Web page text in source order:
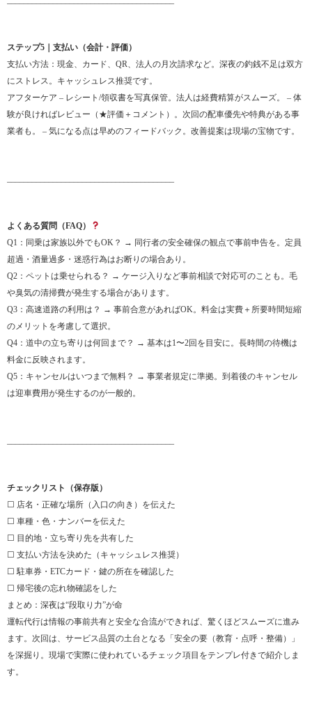
ステップ5｜支払い（会計・評価）
支払い方法：現金、カード、QR、法人の月次請求など。深夜の釣銭不足は双方
にストレス。キャッシュレス推奨です。
アフターケア – レシート/領収書を写真保管。法人は経費精算がスムーズ。 – 体
験が良ければレビュー（★評価＋コメント）。次回の配車優先や特典がある事
業者も。 – 気になる点は早めのフィードバック。改善提案は現場の宝物です。
よくある質問（FAQ）
Q1：同乗は家族以外でもOK？ → 同行者の安全確保の観点で事前申告を。定員
超過・酒量過多・迷惑行為はお断りの場合あり。
Q2：ペットは乗せられる？ → ケージ入りなど事前相談で対応可のことも。毛
や臭気の清掃費が発生する場合があります。
Q3：高速道路の利用は？ → 事前合意があればOK。料金は実費＋所要時間短縮
のメリットを考慮して選択。
Q4：道中の立ち寄りは何回まで？ → 基本は1〜2回を目安に。長時間の待機は
料金に反映されます。
Q5：キャンセルはいつまで無料？ → 事業者規定に準拠。到着後のキャンセル
は迎車費用が発生するのが一般的。
チェックリスト（保存版）
☐ 店名・正確な場所（入口の向き）を伝えた
☐ 車種・色・ナンバーを伝えた
☐ 目的地・立ち寄り先を共有した
☐ 支払い方法を決めた（キャッシュレス推奨）
☐ 駐車券・ETCカード・鍵の所在を確認した
☐ 帰宅後の忘れ物確認をした
まとめ：深夜は“段取り力”が命
運転代行は情報の事前共有と安全な合流ができれば、驚くほどスムーズに進み
ます。次回は、サービス品質の土台となる「安全の要（教育・点呼・整備）」
を深掘り。現場で実際に使われているチェック項目をテンプレ付きで紹介しま
す。